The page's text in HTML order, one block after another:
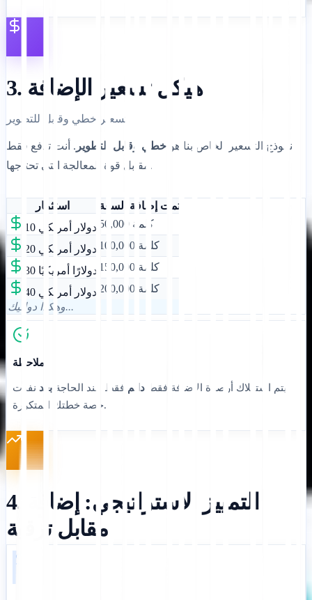
3. هيكل تسعير الإضافة
نموذج التسعير الخاص بنا هو خطي وقابل للتطوير . أنت تدفع فقط
مقابل قوة المعالجة التي تحتاجها.
استثمار
تمت إضافة السعة
10 دولار أمريكي
50,000 كلمة
20 دولار أمريكي 100,000 كلمة
30 دولارًا أمريكيًا 150,000 كلمة
40 دولار أمريكي
200,000 كلمة
وهكذا دواليك...
يتم استهلاك أرصدة الإضافة فقط دائم فقط عند الحاجة بعد نفدت
حصة خطتك المتكررة.
4. التمييز الاستراتيجي: إضافة
مقابل ترقية